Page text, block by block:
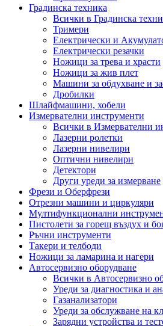
Градинска техника
Всички в Градинска
Тримери
Електрически и
Електрически резачки
Ножици за трева и храсти
Ножици за жив плет
Машини за обдухване и
Дробилки
Шлайфмашини, хобели
Измервателни инструменти
Всички в Измервателни
Лазерни ролетки
Лазерни нивелири
Оптични нивелири
Детектори
Други уреди за измерване
Фрези и Оберфрези
Отрезни машини и циркуляри
Мултифункционални
Пистолети за горещ въздух и
Ръчни инструменти
Такери и телбоди
Ножици за ламарина и нагери
Автосервизно оборудване
Всички в Автосервизно
Уреди за диагностика и
Газанализатори
Уреди за обслужване на
Зарядни устройства и